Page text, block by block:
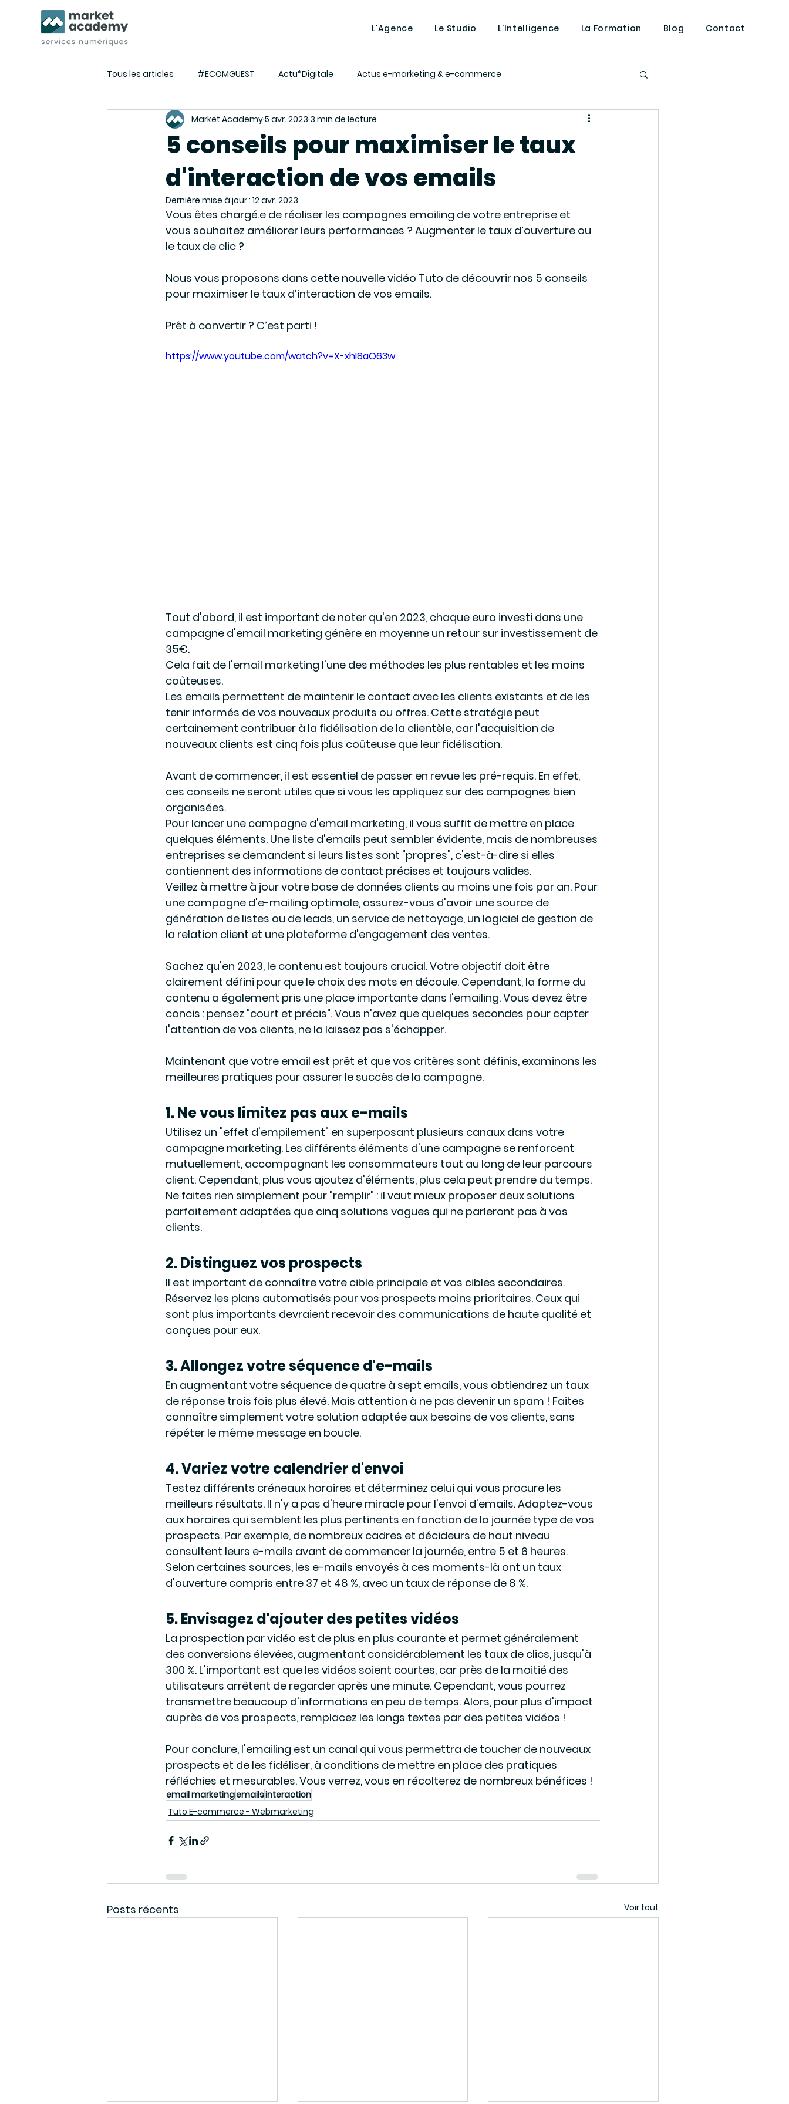
L'Agence Le Studio L'Intelligence La Formation Blog Contact
Tous les articles #ECOMGUEST Actu*Digitale Actus e-marketing & e-commerce
Tuto E-commerce - Webmarketing Lexique - Définitions
Actualités de l'agence Tutos décalés
5 conseils pour maximiser le taux
d'interaction de vos emails
Market Academy5 avr. 2023 3 min de lecture
Dernière mise à jour : 12 avr. 2023
Vous êtes chargé.e de réaliser les campagnes emailing de votre entreprise et
vous souhaitez améliorer leurs performances ? Augmenter le taux d’ouverture ou
le taux de clic ?
Nous vous proposons dans cette nouvelle vidéo Tuto de découvrir nos 5 conseils
pour maximiser le taux d’interaction de vos emails.
Prêt à convertir ? C’est parti !
https://www.youtube.com/watch?v=X-xhI8aO63w
Tout d'abord, il est important de noter qu'en 2023, chaque euro investi dans une
campagne d'email marketing génère en moyenne un retour sur investissement de
35€.
Cela fait de l'email marketing l'une des méthodes les plus rentables et les moins
coûteuses.
Les emails permettent de maintenir le contact avec les clients existants et de les
tenir informés de vos nouveaux produits ou offres. Cette stratégie peut
certainement contribuer à la fidélisation de la clientèle, car l'acquisition de
nouveaux clients est cinq fois plus coûteuse que leur fidélisation.
Avant de commencer, il est essentiel de passer en revue les pré-requis. En effet,
ces conseils ne seront utiles que si vous les appliquez sur des campagnes bien
organisées.
Pour lancer une campagne d'email marketing, il vous suffit de mettre en place
quelques éléments. Une liste d'emails peut sembler évidente, mais de nombreuses
entreprises se demandent si leurs listes sont "propres", c'est-à-dire si elles
contiennent des informations de contact précises et toujours valides.
Veillez à mettre à jour votre base de données clients au moins une fois par an. Pour
une campagne d'e-mailing optimale, assurez-vous d'avoir une source de
génération de listes ou de leads, un service de nettoyage, un logiciel de gestion de
la relation client et une plateforme d'engagement des ventes.
Sachez qu'en 2023, le contenu est toujours crucial. Votre objectif doit être
clairement défini pour que le choix des mots en découle. Cependant, la forme du
contenu a également pris une place importante dans l'emailing. Vous devez être
concis : pensez "court et précis". Vous n'avez que quelques secondes pour capter
l'attention de vos clients, ne la laissez pas s'échapper.
Maintenant que votre email est prêt et que vos critères sont définis, examinons les
meilleures pratiques pour assurer le succès de la campagne.
1. Ne vous limitez pas aux e-mails
Utilisez un "effet d'empilement" en superposant plusieurs canaux dans votre
campagne marketing. Les différents éléments d'une campagne se renforcent
mutuellement, accompagnant les consommateurs tout au long de leur parcours
client. Cependant, plus vous ajoutez d'éléments, plus cela peut prendre du temps.
Ne faites rien simplement pour "remplir" : il vaut mieux proposer deux solutions
parfaitement adaptées que cinq solutions vagues qui ne parleront pas à vos
clients.
2. Distinguez vos prospects
Il est important de connaître votre cible principale et vos cibles secondaires.
Réservez les plans automatisés pour vos prospects moins prioritaires. Ceux qui
sont plus importants devraient recevoir des communications de haute qualité et
conçues pour eux.
3. Allongez votre séquence d'e-mails
En augmentant votre séquence de quatre à sept emails, vous obtiendrez un taux
de réponse trois fois plus élevé. Mais attention à ne pas devenir un spam ! Faites
connaître simplement votre solution adaptée aux besoins de vos clients, sans
répéter le même message en boucle.
4. Variez votre calendrier d'envoi
Testez différents créneaux horaires et déterminez celui qui vous procure les
meilleurs résultats. Il n'y a pas d'heure miracle pour l'envoi d'emails. Adaptez-vous
aux horaires qui semblent les plus pertinents en fonction de la journée type de vos
prospects. Par exemple, de nombreux cadres et décideurs de haut niveau
consultent leurs e-mails avant de commencer la journée, entre 5 et 6 heures.
Selon certaines sources, les e-mails envoyés à ces moments-là ont un taux
d'ouverture compris entre 37 et 48 %, avec un taux de réponse de 8 %.
5. Envisagez d'ajouter des petites vidéos
La prospection par vidéo est de plus en plus courante et permet généralement
des conversions élevées, augmentant considérablement les taux de clics, jusqu'à
300 %. L'important est que les vidéos soient courtes, car près de la moitié des
utilisateurs arrêtent de regarder après une minute. Cependant, vous pourrez
transmettre beaucoup d'informations en peu de temps. Alors, pour plus d'impact
auprès de vos prospects, remplacez les longs textes par des petites vidéos !
Pour conclure, l'emailing est un canal qui vous permettra de toucher de nouveaux
prospects et de les fidéliser, à conditions de mettre en place des pratiques
réfléchies et mesurables. Vous verrez, vous en récolterez de nombreux bénéfices !
email marketingemailsinteraction
Tuto E-commerce - Webmarketing
Posts récents Voir tout